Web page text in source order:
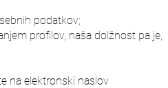
podatkov;
profilov, naša dolžnost pa je,
na elektronski naslov